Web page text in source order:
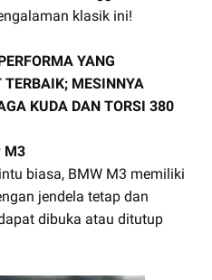
klasik ini!
YANG
MESINNYA
KUDA DAN TORSI 380
M3
biasa, BMW M3 memiliki
jendela tetap dan
dibuka atau ditutup